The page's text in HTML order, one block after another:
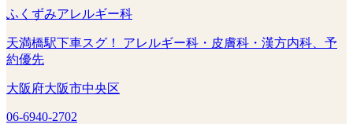
ふくずみアレルギー科
天満橋駅下車スグ！ アレルギー科・皮膚科・漢方内科、予
約優先
大阪府大阪市中央区
06-6940-2702